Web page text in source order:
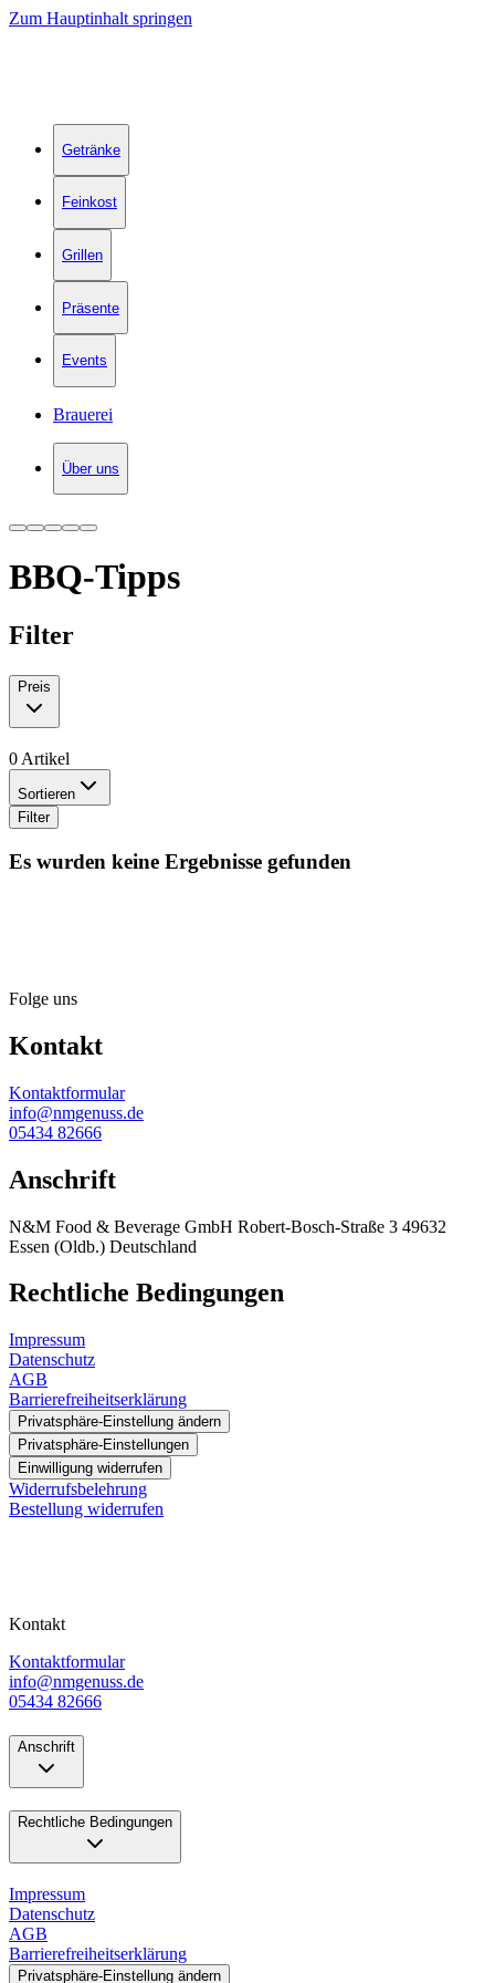
Zum Hauptinhalt springen
Getränke
Feinkost
Grillen
Präsente
Events
Brauerei
Über uns
BBQ-Tipps
Filter
Preis
0 Artikel
Sortieren
Filter
Es wurden keine Ergebnisse gefunden
Folge uns
Kontakt
Kontaktformular
info@nmgenuss.de
05434 82666
Anschrift
N&M Food & Beverage GmbH Robert-Bosch-Straße 3 49632
Essen (Oldb.) Deutschland
Rechtliche Bedingungen
Impressum
Datenschutz
AGB
Barrierefreiheitserklärung
Privatsphäre-Einstellung ändern
Privatsphäre-Einstellungen
Einwilligung widerrufen
Widerrufsbelehrung
Bestellung widerrufen
Kontakt
Kontaktformular
info@nmgenuss.de
05434 82666
Anschrift
Rechtliche Bedingungen
Impressum
Datenschutz
AGB
Barrierefreiheitserklärung
Privatsphäre-Einstellung ändern